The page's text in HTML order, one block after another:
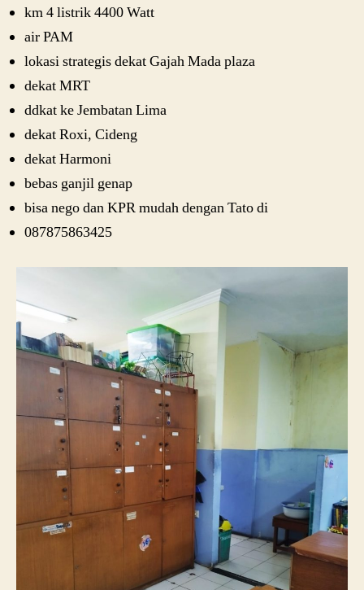
km 4 listrik 4400 Watt
air PAM
lokasi strategis dekat Gajah Mada plaza
dekat MRT
ddkat ke Jembatan Lima
dekat Roxi, Cideng
dekat Harmoni
bebas ganjil genap
bisa nego dan KPR mudah dengan Tato di
087875863425